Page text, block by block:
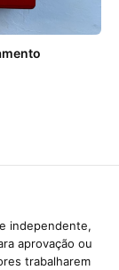
independente,
aprovação ou
trabalharem